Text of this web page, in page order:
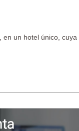
en un hotel único, cuya